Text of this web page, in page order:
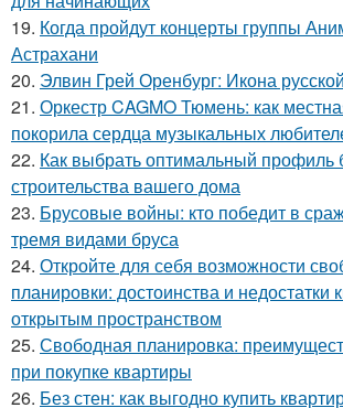
19. Когда пройдут концерты группы
Астрахани
20. Элвин Грей Оренбург: Икона
21. Оркестр CAGMO Тюмень: как
покорила сердца музыкальных
22. Как выбрать оптимальный профиль
строительства вашего дома
23. Брусовые войны: кто победит в
тремя видами бруса
24. Откройте для себя возможности
планировки: достоинства и недостатки
открытым пространством
25. Свободная планировка:
при покупке квартиры
26. Без стен: как выгодно купить